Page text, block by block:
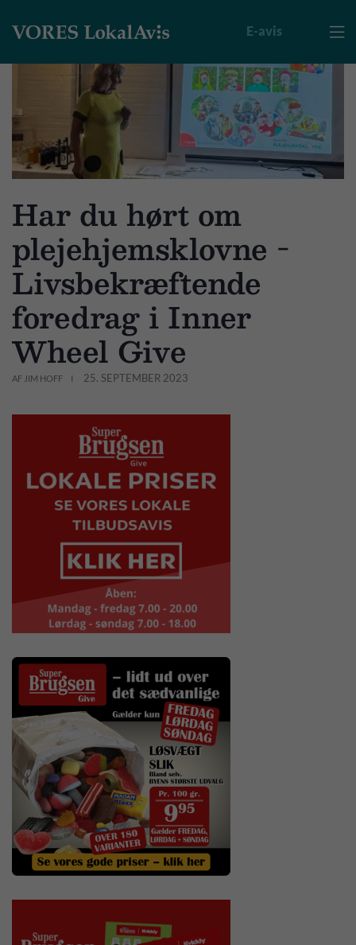

E-avis
Har du hørt om
plejehjemsklovne -
Livsbekræftende
foredrag i Inner
Wheel Give
AF JIM HOFF 25. SEPTEMBER 2023